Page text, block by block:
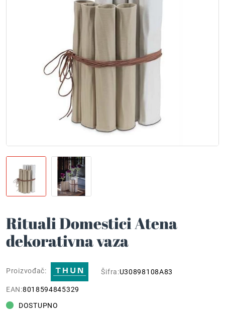
Rituali Domestici Atena
dekorativna vaza
Proizvođač: Šifra:U30898108A83
EAN:8018594845329
DOSTUPNO